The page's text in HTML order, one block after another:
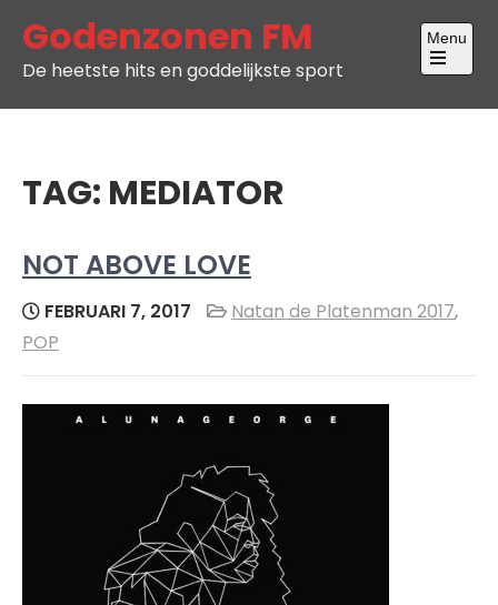
content
Godenzonen FM
De heetste hits en goddelijkste sport
Menu
Open
main
TAG: MEDIATOR
NOT ABOVE LOVE
FEBRUARI 7, 2017 Natan de Platenman 2017,
POP